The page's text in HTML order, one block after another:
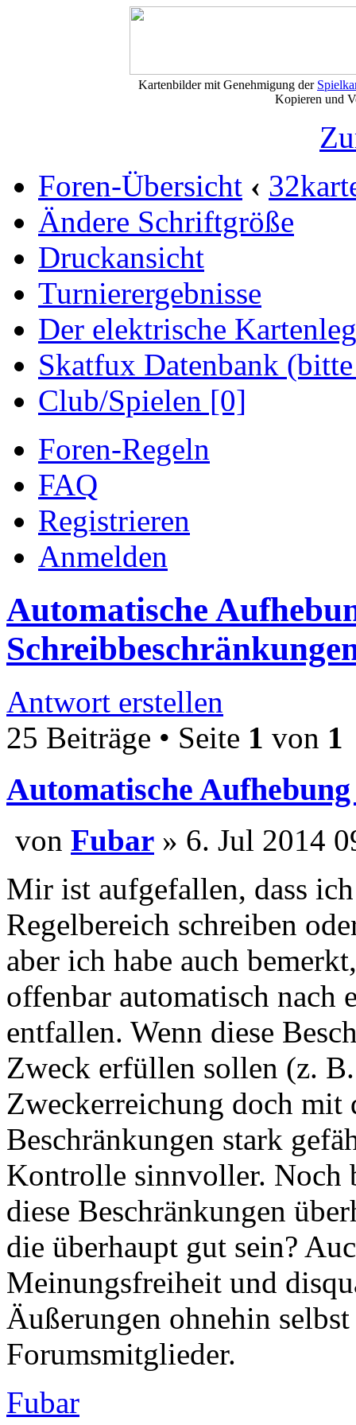
Kartenbilder mit Genehmigung der
Kopieren und
Foren-Übersicht ‹
Ändere Schriftgröße
Druckansicht
Turnierergebnisse
Der elektrische
Skatfux Datenbank
Club/Spielen [0]
Foren-Regeln
FAQ
Registrieren
Anmelden
Automatische
Antwort erstellen
25 Beiträge • Seite 1 von 1
Automatische
vonFubar» 6. Jul
Mir ist aufgefallen, dass
Regelbereich schreiben
aber ich habe auch
offenbar automatisch nach
entfallen. Wenn diese
Zweck erfüllen sollen (z.
Zweckerreichung doch mit
Beschränkungen stark
Kontrolle sinnvoller. Noch
diese Beschränkungen
die überhaupt gut sein?
Meinungsfreiheit und
Äußerungen ohnehin
Forumsmitglieder.
Fubar